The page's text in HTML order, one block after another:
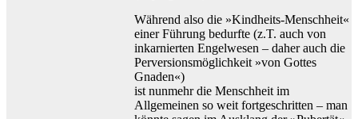
Während also die »Kindheits-Menschheit«
einer Führung bedurfte (z.T. auch von
inkarnierten Engelwesen – daher auch die
Perversionsmöglichkeit »von Gottes
Gnaden«)
ist nunmehr die Menschheit im
Allgemeinen so weit fortgeschritten – man